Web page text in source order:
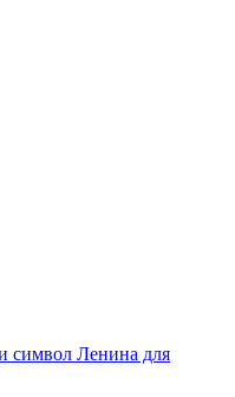
символ Ленина для